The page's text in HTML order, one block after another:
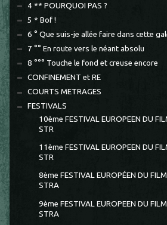
4 ** POURQUOI PAS ?
5 * Bof !
6 ° Que suis-je allée faire dans cette
7 °° En route vers le néant absolu
8 °°° Touche le fond et creuse encore
CONFINEMENT et RE
COURTS METRAGES
FESTIVALS
10ème FESTIVAL EUROPEEN DU
STR
11ème FESTIVAL EUROPEEN DU
STR
8ème FESTIVAL EUROPÉEN DU
STRA
9ème FESTIVAL EUROPEEN DU
STRA